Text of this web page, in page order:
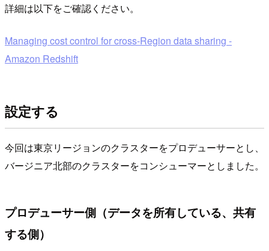
詳細は以下をご確認ください。
Managing cost control for cross-Region data sharing -
Amazon Redshift
設定する
今回は東京リージョンのクラスターをプロデューサーとし、
バージニア北部のクラスターをコンシューマーとしました。
プロデューサー側（データを所有している、共有
する側）